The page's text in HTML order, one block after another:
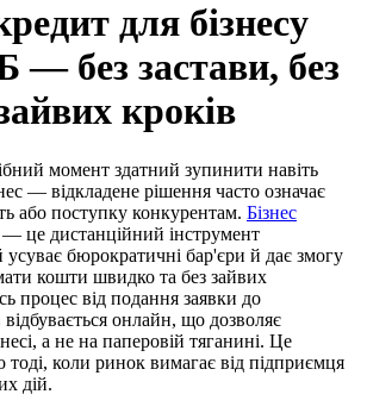
для бізнесу
без застави, без
кроків
момент здатний зупинити навіть
— відкладене рішення часто означає
або поступку конкурентам. Бізнес
— це дистанційний інструмент
бюрократичні бар'єри й дає змогу
кошти швидко та без зайвих
процес від подання заявки до
відбувається онлайн, що дозволяє
а не на паперовій тяганині. Це
тоді, коли ринок вимагає від підприємця
дій.